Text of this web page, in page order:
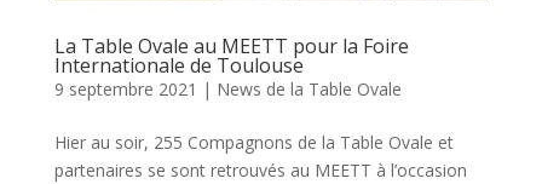
La Table Ovale au MEETT pour la Foire
Internationale de Toulouse
9 septembre 2021 | News de la Table Ovale
Hier au soir, 255 Compagnons de la Table Ovale et
partenaires se sont retrouvés au MEETT à l’occasion